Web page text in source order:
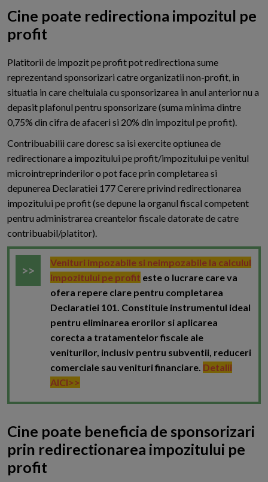
Cine poate redirectiona impozitul pe
profit
Platitorii de impozit pe profit pot redirectiona sume
reprezentand sponsorizari catre organizatii non-profit, in
situatia in care cheltuiala cu sponsorizarea in anul anterior nu a
depasit plafonul pentru sponsorizare (suma minima dintre
0,75% din cifra de afaceri si 20% din impozitul pe profit).
Contribuabilii care doresc sa isi exercite optiunea de
redirectionare a impozitului pe profit/impozitului pe venitul
microintreprinderilor o pot face prin completarea si
depunerea Declaratiei 177 Cerere privind redirectionarea
impozitului pe profit (se depune la organul fiscal competent
pentru administrarea creantelor fiscale datorate de catre
contribuabil/platitor).
Venituri impozabile si neimpozabile la calculul
impozitului pe profit este o lucrare care va
ofera repere clare pentru completarea
Declaratiei 101. Constituie instrumentul ideal
pentru eliminarea erorilor si aplicarea
corecta a tratamentelor fiscale ale
veniturilor, inclusiv pentru subventii, reduceri
comerciale sau venituri financiare. Detalii
AICI>>
Cine poate beneficia de sponsorizari
prin redirectionarea impozitului pe
profit